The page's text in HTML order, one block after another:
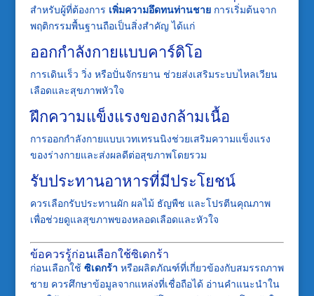
สำหรับผู้ที่ต้องการ เพิ่มความอึดทนท่านชายการเริ่มต้นจาก
พฤติกรรมพื้นฐานถือเป็นสิ่งสำคัญ ได้แก่
ออกกำลังกายแบบคาร์ดิโอ
การเดินเร็ว วิ่ง หรือปั่นจักรยาน ช่วยส่งเสริมระบบไหลเวียน
เลือดและสุขภาพหัวใจ
ฝึกความแข็งแรงของกล้ามเนื้อ
การออกกำลังกายแบบเวทเทรนนิงช่วยเสริมความแข็งแรง
ของร่างกายและส่งผลดีต่อสุขภาพโดยรวม
รับประทานอาหารที่มีประโยชน์
ควรเลือกรับประทานผัก ผลไม้ ธัญพืช และโปรตีนคุณภาพ
เพื่อช่วยดูแลสุขภาพของหลอดเลือดและหัวใจ
ข้อควรรู้ก่อนเลือกใช้ซิเดกร้า
ก่อนเลือกใช้ ซิเดกร้า หรือผลิตภัณฑ์ที่เกี่ยวข้องกับสมรรถภาพ
ชาย ควรศึกษาข้อมูลจากแหล่งที่เชื่อถือได้ อ่านคำแนะนำใน